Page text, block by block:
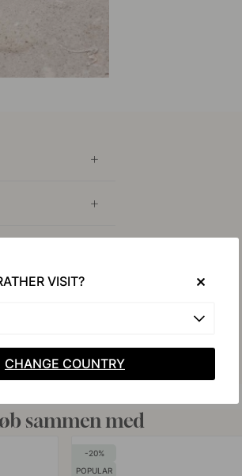
sammen med
20
POPULAR
VISIT?
CHANGE COUNTRY